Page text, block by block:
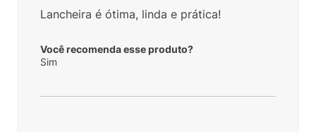
Lancheira é ótima, linda e prática!
Você recomenda esse produto?
Sim